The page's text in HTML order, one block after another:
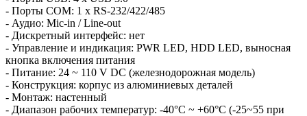
- Порты COM: 1 x RS-232/422/485
- Аудио: Mic-in / Line-out
- Дискретный интерфейс: нет
- Управление и индикация: PWR LED, HDD LED, выносная
кнопка включения питания
- Питание: 24 ~ 110 V DC (железнодорожная модель)
- Конструкция: корпус из алюминиевых деталей
- Монтаж: настенный
- Диапазон рабочих температур: -40°C ~ +60°C (-25~55 при